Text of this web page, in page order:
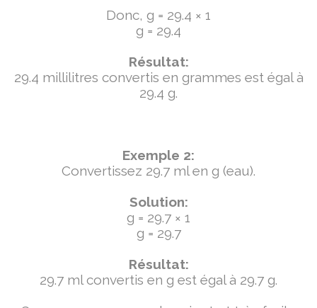
Donc, g = 29.4 × 1
g = 29.4
Résultat:
29.4 millilitres convertis en grammes est égal à
29.4 g.
Exemple 2:
Convertissez 29.7 ml en g (eau).
Solution:
g = 29.7 × 1
g = 29.7
Résultat:
29.7 ml convertis en g est égal à 29.7 g.